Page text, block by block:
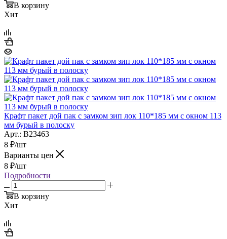
В корзину
Хит
Крафт пакет дой пак с замком зип лок 110*185 мм с окном 113
мм бурый в полоску
Арт.: B23463
8 ₽/шт
Варианты цен
8 ₽/шт
Подробности
В корзину
Хит